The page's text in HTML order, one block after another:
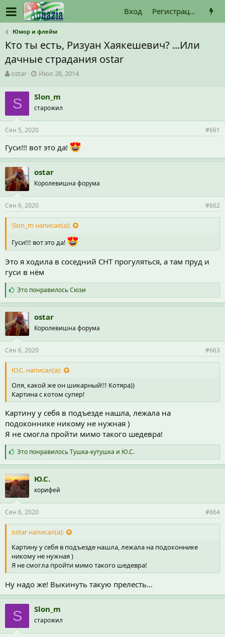
Вход Регистрация
Юмор и флейм
Кто ты есть, Ризуан Хаякешевич? ...Или
дачные страдания ostar
А
т
о
р
т
е
м
ы
ostar
Д
а
н
ч
а
л
Июл 28, 2014
S Slon_m
старожил
Сен 5, 2020 #661
Гуси!!! вот это да!
ostar
Королевишна форума
Сен 6, 2020 #662
Slon_m написал(а):
Гуси!!! вот это да!
Это я ходила в соседний СНТ прогуляться, а там пруд и
гуси в нём
С
и
м
п
а
т
и
Это понравилосьСюзи
ostar
Королевишна форума
Сен 6, 2020 #663
Ю.С. написал(а):
Оля, какой же он шикарный!!! Котяра))
Картина с котом супер!
Картину у себя в подъезде нашла, лежала на
подоконнике никому не нужная )
Я не смогла пройти мимо такого шедевра!
С
и
м
п
а
т
и
Это понравилосьТушка-кутушка и Ю.С.
Ю.С.
корифей
Сен 6, 2020 #664
ostar написал(а):
Картину у себя в подъезде нашла, лежала на подоконнике
никому не нужная )
Я не смогла пройти мимо такого шедевра!
Ну надо же! Выкинуть такую прелесть...
S Slon_m
старожил